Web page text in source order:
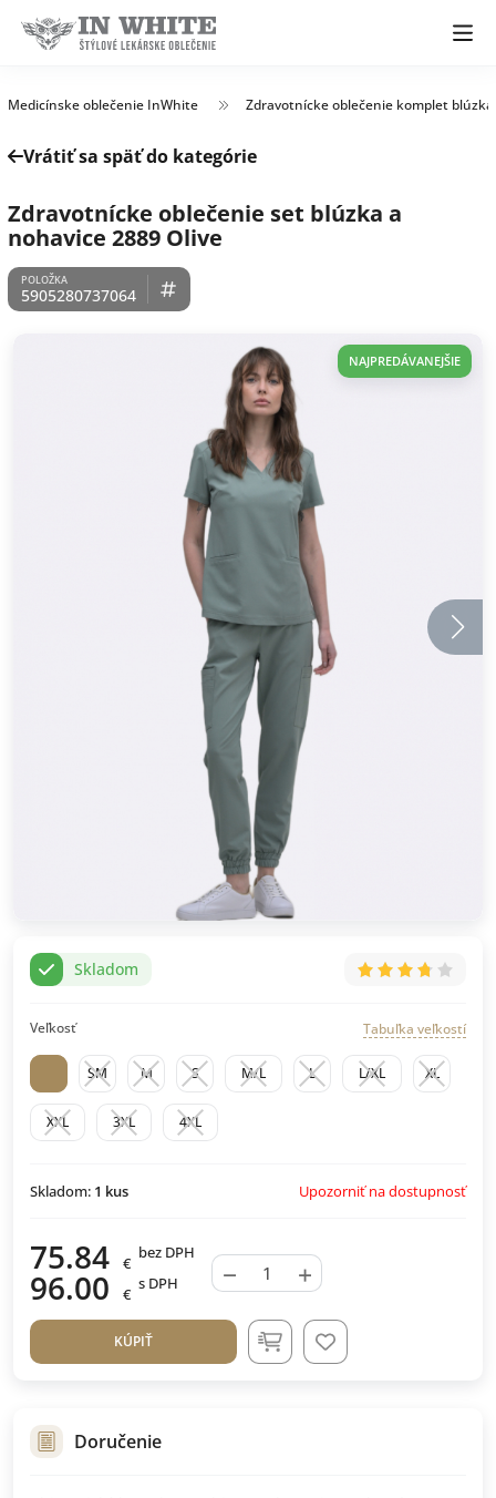
Medicínske oblečenie InWhite Zdravotnícke oblečenie komplet
Vrátiť sa späť do kategórie
Zdravotnícke oblečenie set blúzka a
nohavice 2889 Olive
5905280737064
NAJPREDÁVANEJŠIE
Skladom
Veľkosť Tabuľka veľkostí
SM M S M/L L L/XL XL
XXL 3XL 4XL
Skladom: 1 kus Upozorniť na dostupnosť
75.84 €
bez DPH
96.00 €
s DPH − +
KÚPIŤ
Doručenie